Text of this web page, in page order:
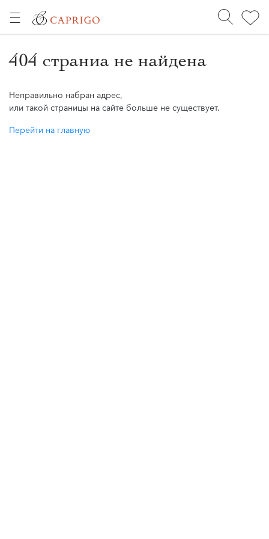
404 страниа не найдена
Неправильно набран адрес,
или такой страницы на сайте больше не существует.
Перейти на главную